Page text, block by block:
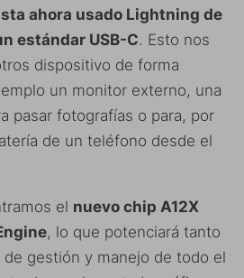
ahora usado Lightning de
estándar USB-C. Esto nos
dispositivo de forma
un monitor externo, una
pasar fotografías o para, por
de un teléfono desde el
el nuevo chip A12X
, lo que potenciará tanto
de gestión y manejo de todo el